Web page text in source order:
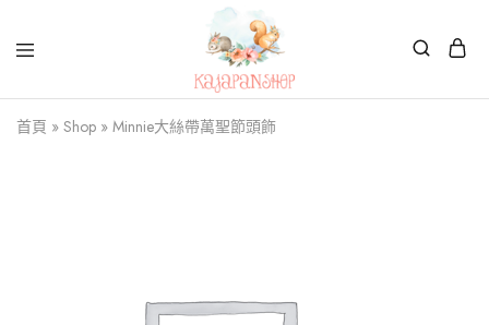
Kajapanshop
日
韓
首頁 » Shop » Minnie大絲帶萬聖節頭飾